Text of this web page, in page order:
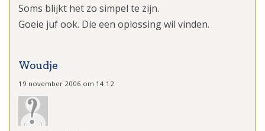
Soms blijkt het zo simpel te zijn.
Goeie juf ook. Die een oplossing wil vinden.
Woudje
19 november 2006 om 14:12